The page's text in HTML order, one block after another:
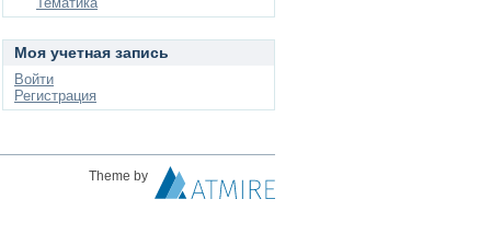
Моя учетная запись
Войти
Регистрация
Theme by